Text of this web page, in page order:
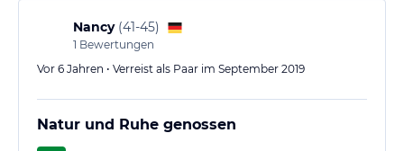
Nancy (41-45)
1 Bewertungen
Vor 6 Jahren • Verreist als Paar im September 2019
Natur und Ruhe genossen